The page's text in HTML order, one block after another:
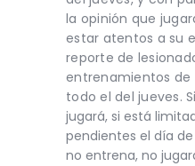
la opinión que
estar atentos a su
reporte de
entrenamientos de
todo el del jueves.
jugará, si está
pendientes el día
no entrena, no